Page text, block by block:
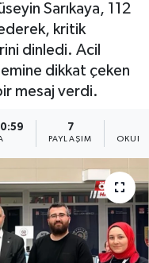
Sarıkaya, 112
kritik
dinledi. Acil
dikkat çeken
mesaj verdi.
7
PAYLAŞIM